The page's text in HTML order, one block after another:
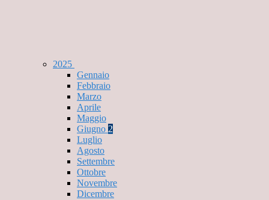
2025
Gennaio
Febbraio
Marzo
Aprile
Maggio
Giugno 2
Luglio
Agosto
Settembre
Ottobre
Novembre
Dicembre